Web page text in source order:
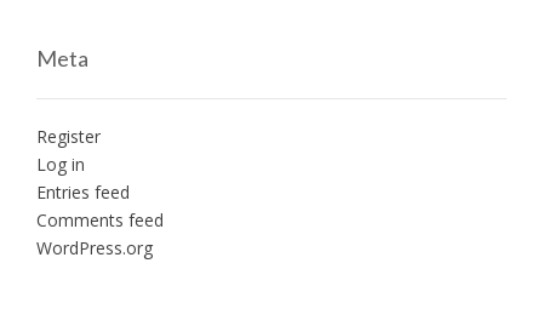
Meta
Register
Log in
Entries feed
Comments feed
WordPress.org